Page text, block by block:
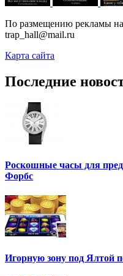
По размещению рекламы на
trap_hall@mail.ru
Карта сайта
Последние
Роскошные часы для
Форбс
Игорную зону под Ялтой